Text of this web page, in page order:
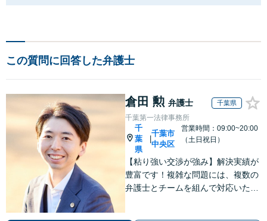
この質問に回答した弁護士
倉田 勲 弁護士 千葉県
千葉第一法律事務所
千
葉
県
千葉市
中央区
営業時間：09:00~20:00
（土日祝日）
【粘り強い交渉が強み】解決実績が
豊富です！複雑な問題には、複数の
弁護士とチームを組んで対応いたし